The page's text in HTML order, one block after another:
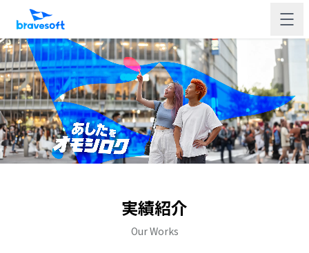
実績紹介
Our Works